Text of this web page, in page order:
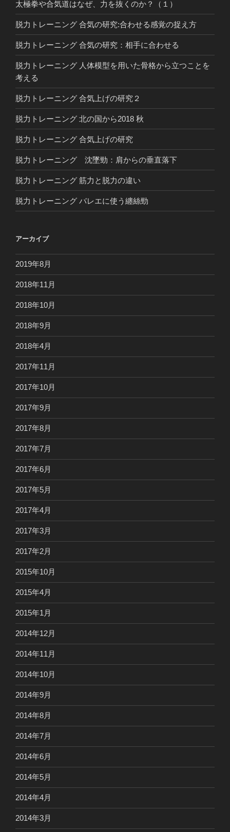
太極拳や合気道はなぜ、力を抜くのか？（１）
脱力トレーニング 合気の研究:合わせる感覚の捉え方
脱力トレーニング 合気の研究：相手に合わせる
脱力トレーニング 人体模型を用いた骨格から立つことを
考える
脱力トレーニング 合気上げの研究２
脱力トレーニング 北の国から2018 秋
脱力トレーニング 合気上げの研究
脱力トレーニング 沈墜勁：肩からの垂直落下
脱力トレーニング 筋力と脱力の違い
脱力トレーニング バレエに使う纏絲勁
アーカイブ
2019年8月
2018年11月
2018年10月
2018年9月
2018年4月
2017年11月
2017年10月
2017年9月
2017年8月
2017年7月
2017年6月
2017年5月
2017年4月
2017年3月
2017年2月
2015年10月
2015年4月
2015年1月
2014年12月
2014年11月
2014年10月
2014年9月
2014年8月
2014年7月
2014年6月
2014年5月
2014年4月
2014年3月